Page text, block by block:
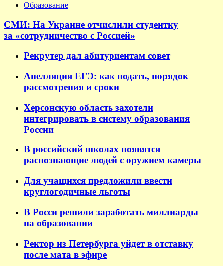
Образование
СМИ: На Украине отчислили студентку
за «сотрудничество с Россией»
Рекрутер дал абитуриентам совет
Апелляция ЕГЭ: как подать, порядок
рассмотрения и сроки
Херсонскую область захотели
интегрировать в систему образования
России
В российский школах появятся
распознающие людей с оружием камеры
Для учащихся предложили ввести
круглогодичные льготы
В Росси решили заработать миллиарды
на образовании
Ректор из Петербурга уйдет в отставку
после мата в эфире